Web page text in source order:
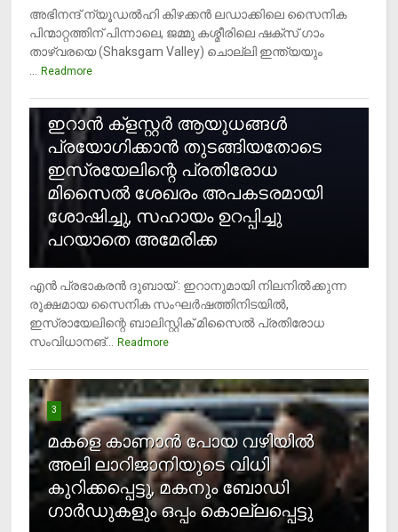
അഭിനന്ദ് ന്യൂഡൽഹി കിഴക്കൻ ലഡാക്കിലെ സൈനിക
പിന്മാറ്റത്തിന് പിന്നാലെ, ജമ്മു കശ്മീരിലെ ഷക്സ് ​ഗാം
താഴ്‌വരയെ (Shaksgam Valley) ചൊല്ലി ഇന്ത്യയും
Readmore
ഇറാന്‍ ക്‌ളസ്റ്റര്‍ ആയുധങ്ങള്‍
പ്രയോഗിക്കാന്‍ തുടങ്ങിയതോടെ
ഇസ്രയേലിന്റെ പ്രതിരോധ
മിസൈല്‍ ശേഖരം അപകടരമായി
ശോഷിച്ചു, സഹായം ഉറപ്പിച്ചു
പറയാതെ അമേരിക്ക
എന്‍ പ്രഭാകരന്‍ ദുബായ് : ഇറാനുമായി നിലനില്‍ക്കുന്ന
രൂക്ഷമായ സൈനിക സംഘര്‍ഷത്തിനിടയില്‍,
ഇസ്രായേലിന്റെ ബാലിസ്റ്റിക് മിസൈല്‍ പ്രതിരോധ
സംവിധാനങ്...
Readmore
3
മകളെ കാണാന്‍ പോയ വഴിയില്‍
അലി ലാറിജാനിയുടെ വിധി
കുറിക്കപ്പെട്ടു, മകനും ബോഡി
ഗാര്‍ഡുകളും ഒപ്പം കൊല്ലപ്പെട്ടു